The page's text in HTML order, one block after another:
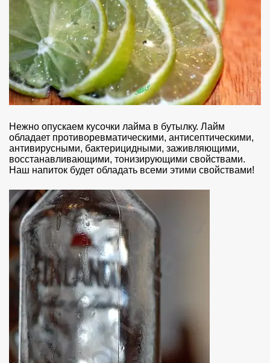
Нежно опускаем кусочки лайма в бутылку. Лайм
обладает противоревматическими, антисептическими,
антивирусными, бактерицидными, заживляющими,
восстанавливающими, тонизирующими свойствами.
Наш напиток будет обладать всеми этими свойствами!